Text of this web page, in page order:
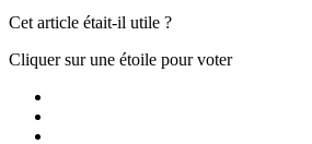
Cet article était-il utile ?
Cliquer sur une étoile pour voter